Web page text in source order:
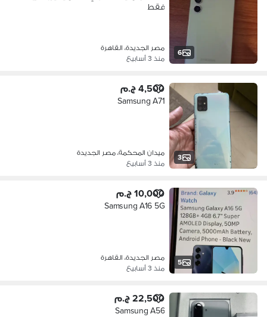
6
فقط
مصر الجديدة، القاهرة
منذ 3 أسابيع
3
4,500 ج.م
Samsung A71
ميدان المحكمة، مصر الجديدة
منذ 3 أسابيع
5
10,000 ج.م
Samsung A16 5G
مصر الجديدة، القاهرة
منذ 3 أسابيع
22,500 ج.م
Samsung A56